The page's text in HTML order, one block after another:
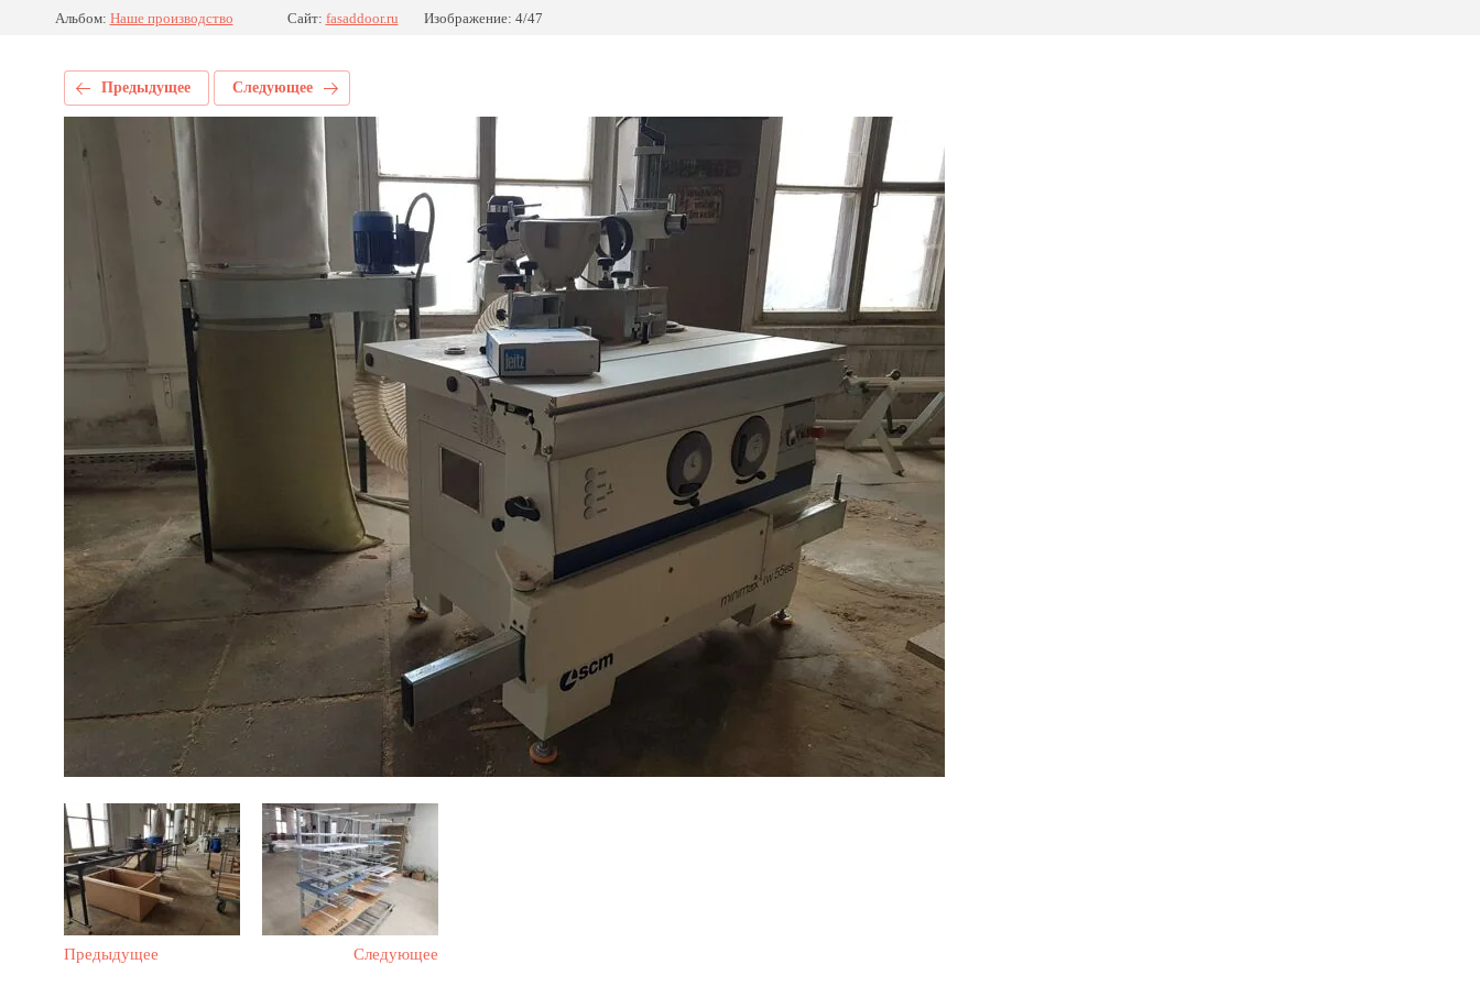
Альбом: Наше производство Сайт: fasaddoor.ru Изображение: 4/47
Предыдущее Следующее
Предыдущее Следующее